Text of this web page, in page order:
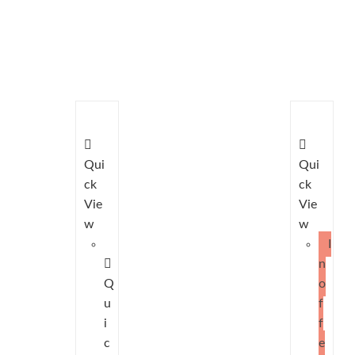
Qui
ck
Vie
w
Q
u
i
c
Qui
ck
Vie
w
n
o
f
f
e